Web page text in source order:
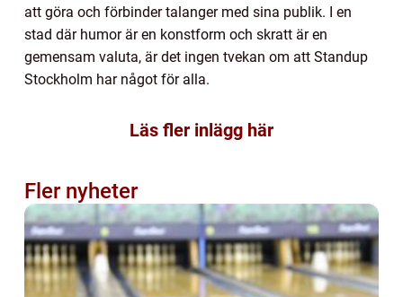
att göra och förbinder talanger med sina publik. I en
stad där humor är en konstform och skratt är en
gemensam valuta, är det ingen tvekan om att Standup
Stockholm har något för alla.
Läs fler inlägg här
Fler nyheter